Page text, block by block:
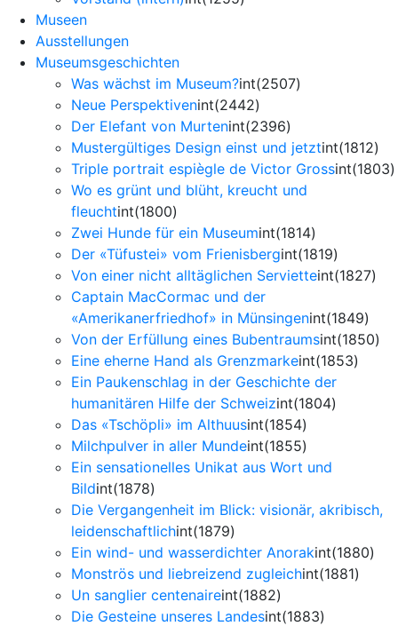
Museen
Ausstellungen
Museumsgeschichten
Was wächst im Museum?int(2507)
Neue Perspektivenint(2442)
Der Elefant von Murtenint(2396)
Mustergültiges Design einst und jetztint(1812)
Triple portrait espiègle de Victor Grossint(1803)
Wo es grünt und blüht, kreucht und
fleuchtint(1800)
Zwei Hunde für ein Museumint(1814)
Der «Tüfustei» vom Frienisbergint(1819)
Von einer nicht alltäglichen Servietteint(1827)
Captain MacCormac und der
«Amerikanerfriedhof» in Münsingenint(1849)
Von der Erfüllung eines Bubentraumsint(1850)
Eine eherne Hand als Grenzmarkeint(1853)
Ein Paukenschlag in der Geschichte der
humanitären Hilfe der Schweizint(1804)
Das «Tschöpli» im Althuusint(1854)
Milchpulver in aller Mundeint(1855)
Ein sensationelles Unikat aus Wort und
Bildint(1878)
Die Vergangenheit im Blick: visionär, akribisch,
leidenschaftlichint(1879)
Ein wind- und wasserdichter Anorakint(1880)
Monströs und liebreizend zugleichint(1881)
Un sanglier centenaireint(1882)
Die Gesteine unseres Landesint(1883)